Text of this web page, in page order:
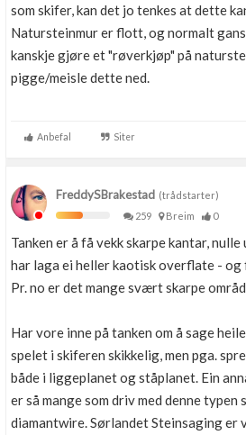
som skifer, kan det jo tenkes at dette
Natursteinmur er flott, og normalt
kanskje gjøre et "røverkjøp" på
pigge/meisle dette ned.
Anbefal Siter
FreddySBrakestad (trådstarter)
259
Breim 0
Tanken er å få vekk skarpe kantar,
har laga ei heller kaotisk overflate -
Pr. no er det mange svært skarpe
Har vore inne på tanken om å sage
spelet i skiferen skikkelig, men pga.
både i liggeplanet og ståplanet. Ein
er så mange som driv med denne typen
diamantwire. Sørlandet Steinsaging er